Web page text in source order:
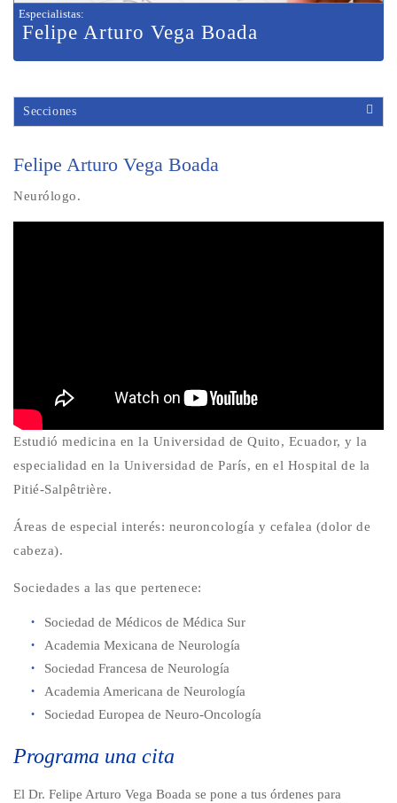
Especialistas:
Felipe Arturo Vega Boada
Secciones
Felipe Arturo Vega Boada
Neurólogo.
Estudió medicina en la Universidad de Quito, Ecuador, y la
especialidad en la Universidad de París, en el Hospital de la
Pitié-Salpêtrière.
Áreas de especial interés: neuroncología y cefalea (dolor de
cabeza).
Sociedades a las que pertenece:
Sociedad de Médicos de Médica Sur
Academia Mexicana de Neurología
Sociedad Francesa de Neurología
Academia Americana de Neurología
Sociedad Europea de Neuro-Oncología
Programa una cita
El Dr. Felipe Arturo Vega Boada se pone a tus órdenes para